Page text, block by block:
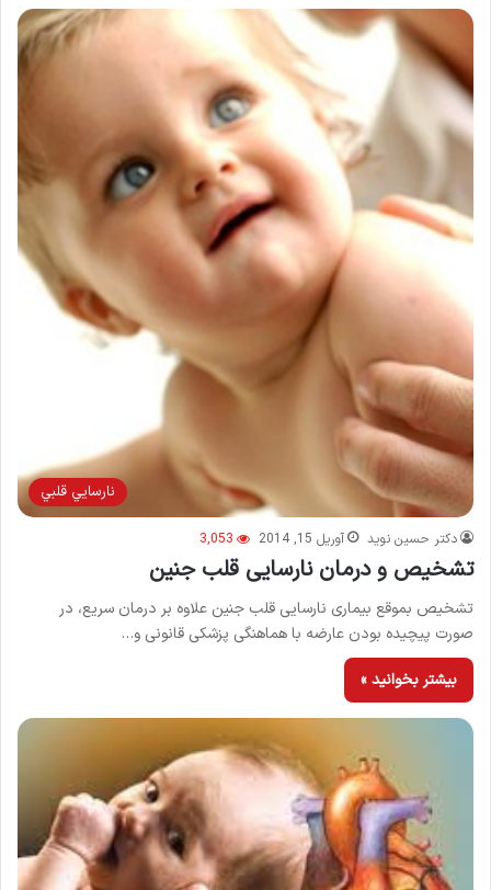
نارسايي قلبي
دکتر حسین نوید آوریل 15, 2014 3,053
تشخیص و درمان نارسایی قلب جنین
تشخیص بموقع بیماری‌ نارسایی قلب جنین علاوه بر درمان سریع، در
صورت پیچیده بودن عارضه با هماهنگی پزشکی قانونی و…
بیشتر بخوانید »